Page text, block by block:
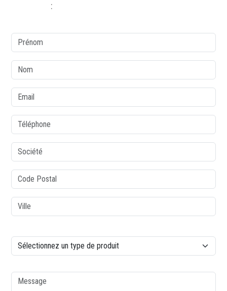
:
colonne1
Prénom
Nom
Email
Téléphone
Société
Code postal
Ville
colonne2
Type de produit
Message